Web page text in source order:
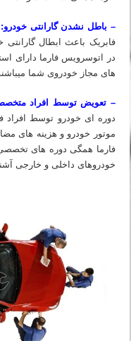
– باطل نشدن گارانتی خودرو:
فابریک باعث ابطال
در اتوسرویس فارما دارای
های مجاز خودروی شما
– تعویض توسط افراد
دوره ای خودرو توسط افراد
موتور خودرو و هزینه های
فارما همگی دوره های
خودروهای داخلی و خارجی